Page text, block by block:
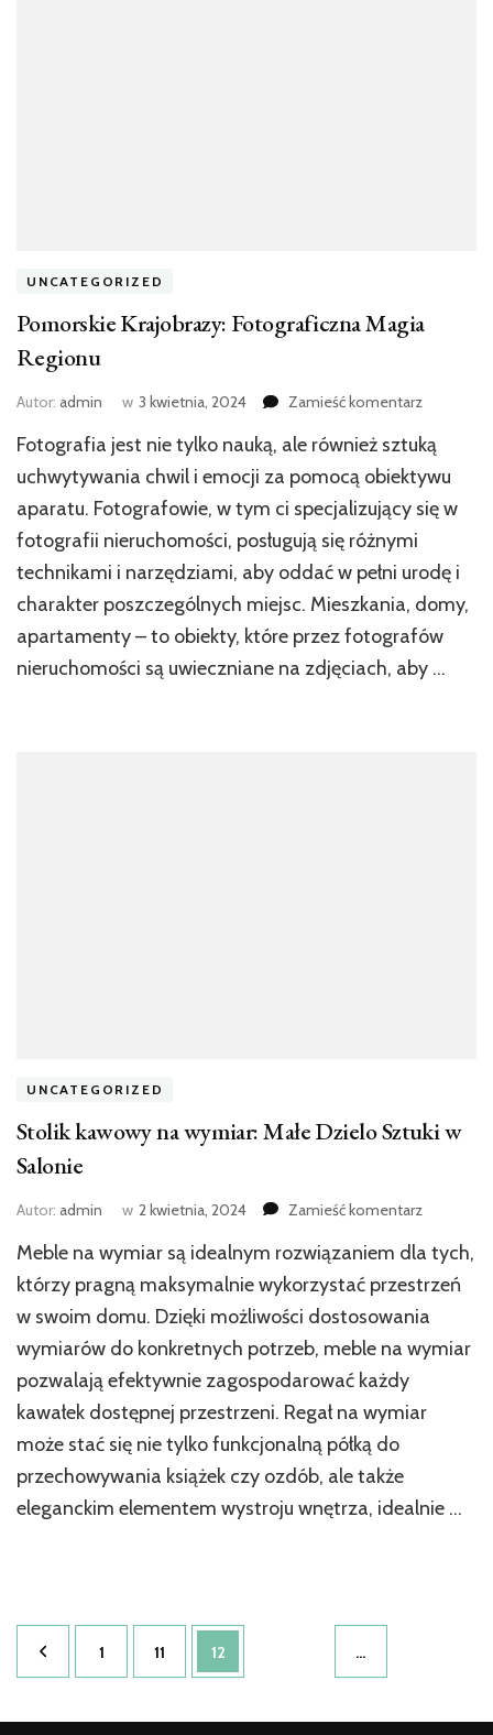
UNCATEGORIZED
Pomorskie Krajobrazy: Fotograficzna Magia
Regionu
Autor: admin w 3 kwietnia, 2024 Zamieść komentarzwe
Magia
Fotografia jest nie tylko nauką, ale również sztuką
uchwytywania chwil i emocji za pomocą obiektywu
aparatu. Fotografowie, w tym ci specjalizujący się w
fotografii nieruchomości, posługują się różnymi
technikami i narzędziami, aby oddać w pełni urodę i
charakter poszczególnych miejsc. Mieszkania, domy,
apartamenty – to obiekty, które przez fotografów
nieruchomości są uwieczniane na zdjęciach, aby …
UNCATEGORIZED
Stolik kawowy na wymiar: Małe Dzielo Sztuki w
Salonie
Autor: admin w 2 kwietnia, 2024 Zamieść komentarzwe
Stolik
kawowy
wymiar:
Małe
w
Meble na wymiar są idealnym rozwiązaniem dla tych,
którzy pragną maksymalnie wykorzystać przestrzeń
w swoim domu. Dzięki możliwości dostosowania
wymiarów do konkretnych potrzeb, meble na wymiar
pozwalają efektywnie zagospodarować każdy
kawałek dostępnej przestrzeni. Regał na wymiar
może stać się nie tylko funkcjonalną półką do
przechowywania książek czy ozdób, ale także
eleganckim elementem wystroju wnętrza, idealnie …
Stronicowanie
wpisów
Strona
1 …
Strona
11 Strona
12